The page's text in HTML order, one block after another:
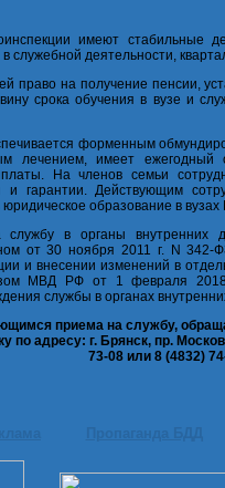
имеют
служебной деятельности,
право на получение пенсии,
срока обучения в вузе и
форменным
лечением, имеет
На членов семьи
и гарантии. Действующим
юридическое образование в
в органы внутренних
от 30 ноября 2011 г. N 342-
и внесении изменений в
МВД РФ от 1 февраля
службы в органах
приема на службу,
по адресу: г. Брянск, пр.
73-08 или 8 (4832)